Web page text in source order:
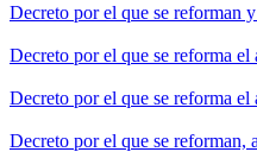
Decreto por el que se reforman
Decreto por el que se reforma
Decreto por el que se reforma
Decreto por el que se